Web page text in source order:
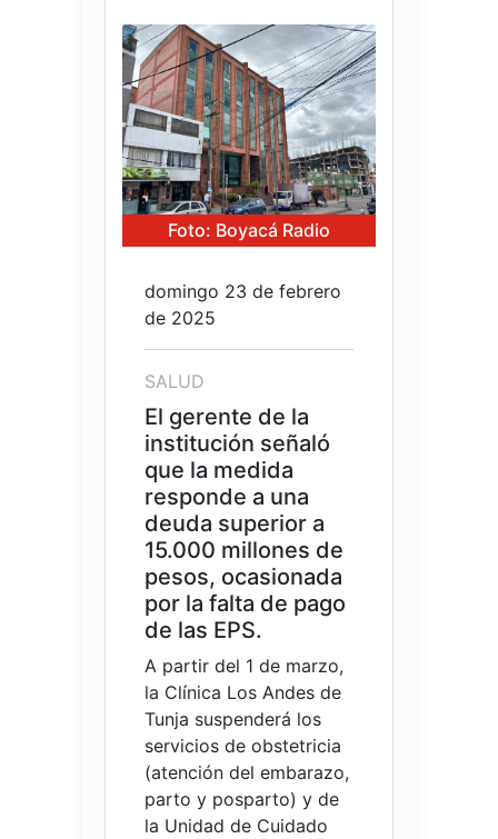
Foto: Boyacá Radio
domingo 23 de febrero
de 2025
SALUD
El gerente de la
institución señaló
que la medida
responde a una
deuda superior a
15.000 millones de
pesos, ocasionada
por la falta de pago
de las EPS.
A partir del 1 de marzo,
la Clínica Los Andes de
Tunja suspenderá los
servicios de obstetricia
(atención del embarazo,
parto y posparto) y de
la Unidad de Cuidado